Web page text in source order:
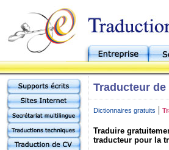
Traducteur
Dictionnaires gratuits |
Traduire
traducteur pour la